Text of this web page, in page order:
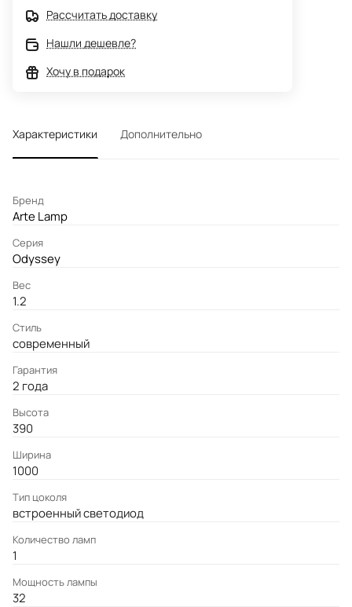
Рассчитать доставку
Нашли дешевле?
Хочу в подарок
Характеристики Дополнительно
Бренд
Arte Lamp
Серия
Odyssey
Вес
1.2
Стиль
современный
Гарантия
2 года
Высота
390
Ширина
1000
Тип цоколя
встроенный светодиод
Количество ламп
1
Мощность лампы
32